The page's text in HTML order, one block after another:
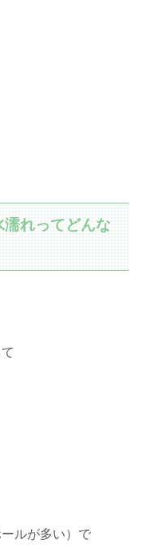
れってどんな
ルが多い）で